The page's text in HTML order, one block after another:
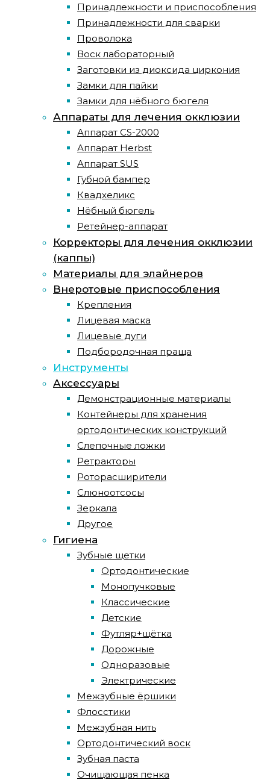
Принадлежности и приспособления
Принадлежности для сварки
Проволока
Воск лабораторный
Заготовки из диоксида циркония
Замки для пайки
Замки для нёбного бюгеля
Аппараты для лечения окклюзии
Аппарат CS-2000
Аппарат Herbst
Аппарат SUS
Губной бампер
Квадхеликс
Нёбный бюгель
Ретейнер-аппарат
Корректоры для лечения окклюзии
(каппы)
Материалы для элайнеров
Внеротовые приспособления
Крепления
Лицевая маска
Лицевые дуги
Подбородочная праща
Инструменты
Аксессуары
Демонстрационные материалы
Контейнеры для хранения
ортодонтических конструкций
Слепочные ложки
Ретракторы
Роторасширители
Слюноотсосы
Зеркала
Другое
Гигиена
Зубные щетки
Ортодонтические
Монопучковые
Классические
Детские
Футляр+щётка
Дорожные
Одноразовые
Электрические
Межзубные ёршики
Флосстики
Межзубная нить
Ортодонтический воск
Зубная паста
Очищающая пенка